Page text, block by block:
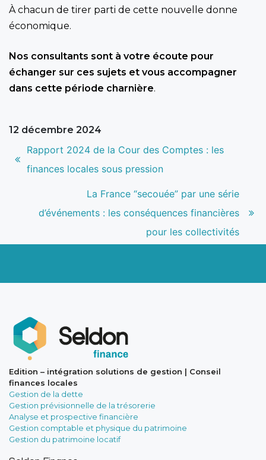
À chacun de tirer parti de cette nouvelle donne
économique.
Nos consultants sont à votre écoute pour
échanger sur ces sujets et vous accompagner
dans cette période charnière.
12 décembre 2024
Navigation
de
Article
précédent
Rapport 2024 de la Cour des Comptes : les
finances locales sous pression
Article
suivant
La France “secouée” par une série
d’événements : les conséquences financières
pour les collectivités
Edition – intégration solutions de gestion | Conseil
finances locales
Gestion de la dette
Gestion prévisionnelle de la trésorerie
Analyse et prospective financière
Gestion comptable et physique du patrimoine
Gestion du patrimoine locatif